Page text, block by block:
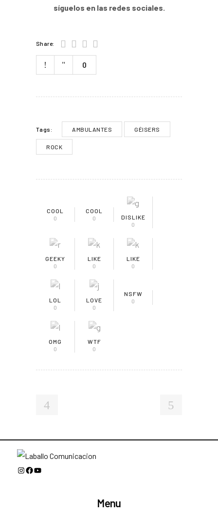
síguelos en las redes sociales.
Share:
0
Tags: AMBULANTES GÉISERS
ROCK
COOL
0
COOL
0
DISLIKE
0
GEEKY
0
LIKE
0
LIKE
0
LOL
0
LOVE
0
NSFW
0
OMG
0
WTF
0
Instagram
Facebook
YouTube
Menu